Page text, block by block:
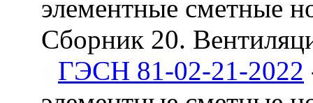
элементные сметные
Сборник 20.
ГЭСН 81-02-21-2022